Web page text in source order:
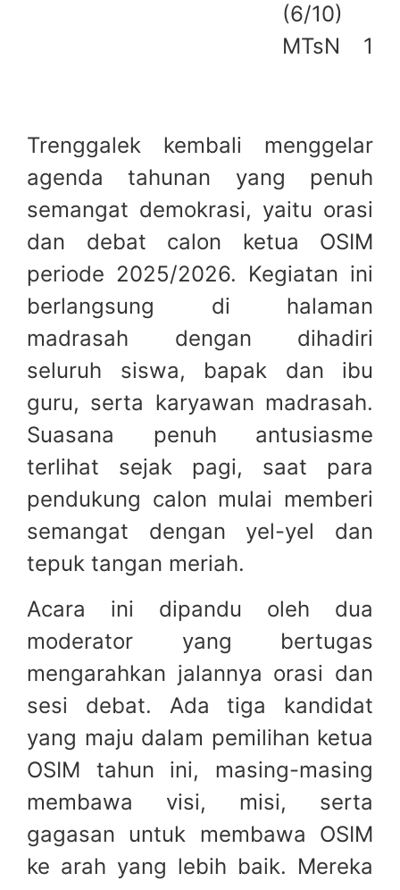
(6/10)
MTsN 1
Trenggalek kembali menggelar
agenda tahunan yang penuh
semangat demokrasi, yaitu orasi
dan debat calon ketua OSIM
periode 2025/2026. Kegiatan ini
berlangsung di halaman
madrasah dengan dihadiri
seluruh siswa, bapak dan ibu
guru, serta karyawan madrasah.
Suasana penuh antusiasme
terlihat sejak pagi, saat para
pendukung calon mulai memberi
semangat dengan yel-yel dan
tepuk tangan meriah.
Acara ini dipandu oleh dua
moderator yang bertugas
mengarahkan jalannya orasi dan
sesi debat. Ada tiga kandidat
yang maju dalam pemilihan ketua
OSIM tahun ini, masing-masing
membawa visi, misi, serta
gagasan untuk membawa OSIM
ke arah yang lebih baik. Mereka